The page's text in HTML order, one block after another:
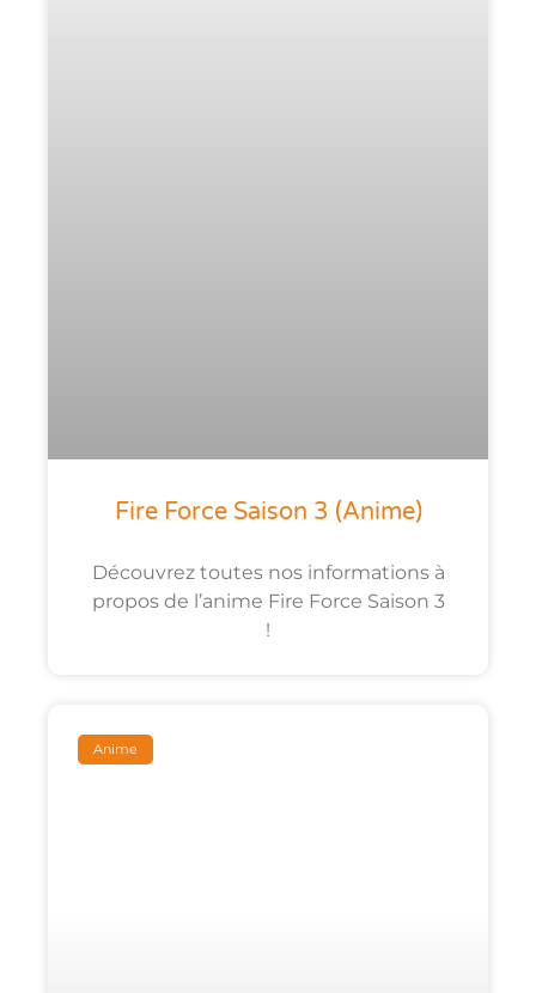
Fire Force Saison 3 (anime)
Découvrez toutes nos informations à
propos de l’anime Fire Force Saison 3
!
Anime